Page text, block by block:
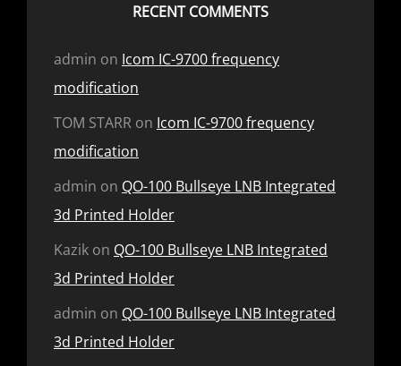
RECENT COMMENTS
admin on Icom IC-9700 frequency
modification
TOM STARR on Icom IC-9700 frequency
modification
admin on QO-100 Bullseye LNB Integrated
3d Printed Holder
Kazik on QO-100 Bullseye LNB Integrated
3d Printed Holder
admin on QO-100 Bullseye LNB Integrated
3d Printed Holder